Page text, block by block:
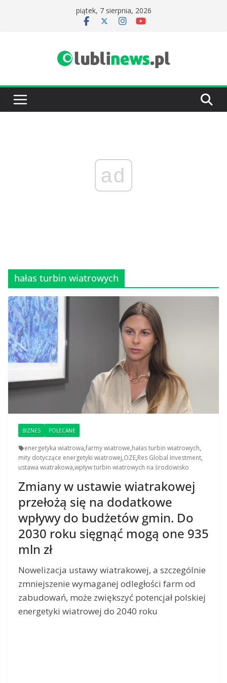
piątek, 7 sierpnia, 2026
ad
hałas turbin wiatrowych
BIZNES POLECANE
energetyka wiatrowa,farmy wiatrowe,hałas turbin wiatrowych,
mity dotyczące energetyki wiatrowej,OZE,Res Global Investment,
ustawa wiatrakowa,wpływ turbin wiatrowych na środowisko
Zmiany w ustawie wiatrakowej
przełożą się na dodatkowe
wpływy do budżetów gmin. Do
2030 roku sięgnąć mogą one 935
mln zł
Nowelizacja ustawy wiatrakowej, a szczególnie
zmniejszenie wymaganej odległości farm od
zabudowań, może zwiększyć potencjał polskiej
energetyki wiatrowej do 2040 roku